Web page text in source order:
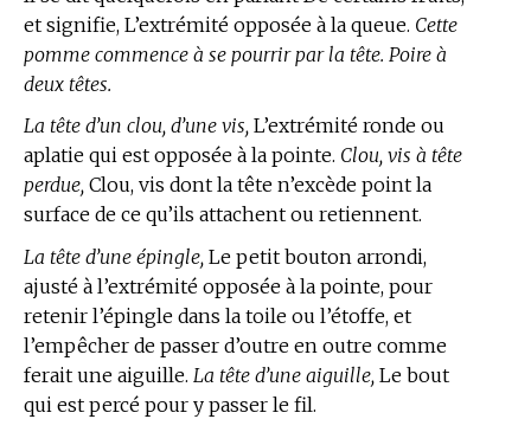
et signifie, L’extrémité opposée à la queue. Cette
pomme commence à se pourrir par la tête. Poire à
deux têtes.
La tête d’un clou, d’une vis, L’extrémité ronde ou
aplatie qui est opposée à la pointe. Clou, vis à tête
perdue, Clou, vis dont la tête n’excède point la
surface de ce qu’ils attachent ou retiennent.
La tête d’une épingle, Le petit bouton arrondi,
ajusté à l’extrémité opposée à la pointe, pour
retenir l’épingle dans la toile ou l’étoffe, et
l’empêcher de passer d’outre en outre comme
ferait une aiguille. La tête d’une aiguille, Le bout
qui est percé pour y passer le fil.